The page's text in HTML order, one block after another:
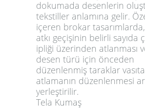
dokumada desenlerin
tekstiller anlamına gelir.
içeren brokar
atkı geçişinin belirli sayıda
ipliği üzerinden atlanması
desen türü için önceden
düzenlenmiş taraklar
atlamanın düzenlenmesi
yerleştirilir.
Tela Kumaş